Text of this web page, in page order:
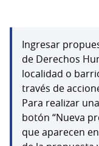
Ingresar
de Derechos
localidad o
través de
Para realizar
botón “Nueva
que aparecen